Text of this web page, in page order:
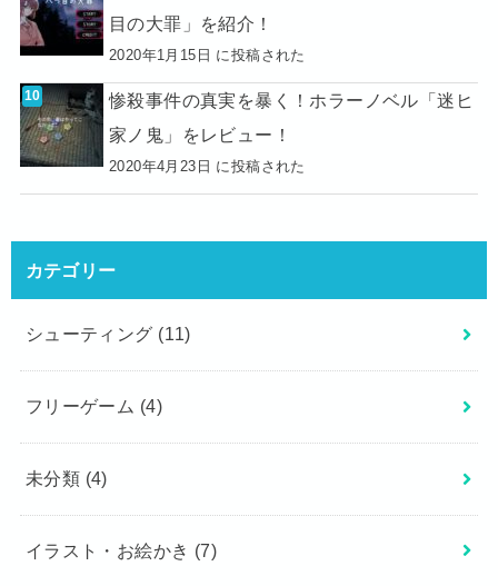
目の大罪」を紹介！
2020年1月15日 に投稿された
惨殺事件の真実を暴く！ホラーノベル「迷ヒ
家ノ鬼」をレビュー！
2020年4月23日 に投稿された
カテゴリー
シューティング (11)
フリーゲーム (4)
未分類 (4)
イラスト・お絵かき (7)